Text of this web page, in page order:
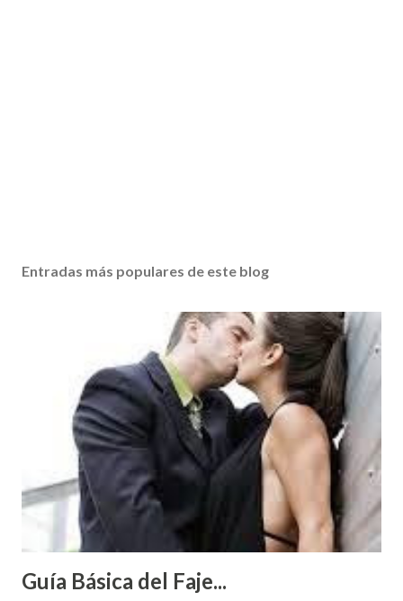
Entradas más populares de este blog
Guía Básica del Faje...